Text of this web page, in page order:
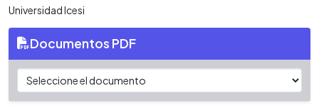
Universidad Icesi
Documentos PDF